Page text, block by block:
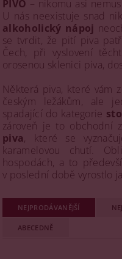
PIVO – nikomu asi
U nás neexistuje snad
alkoholický nápoj
se tvrdit, že pití piva
Čech, při vyslovení
orosenou sklenici piva,
Některá piva, které vám
českým ležákům, ale
spadající do kategorie
zároveň je to obchodní
piva, které se
karamelovou chutí.
hospodách, a to
v poslední době vyrostlo
NEJPRODÁVANĚJŠÍ
ABECEDNĚ